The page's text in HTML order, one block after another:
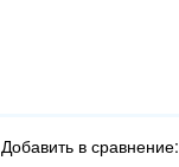
Добавить в сравнение: